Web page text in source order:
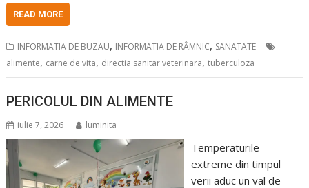
READ MORE
INFORMATIA DE BUZAU, INFORMATIA DE RÂMNIC, SANATATE
alimente, carne de vita, directia sanitar veterinara,tuberculoza
PERICOLUL DIN ALIMENTE
iulie 7, 2026 luminita
Temperaturile
extreme din timpul
verii aduc un val de